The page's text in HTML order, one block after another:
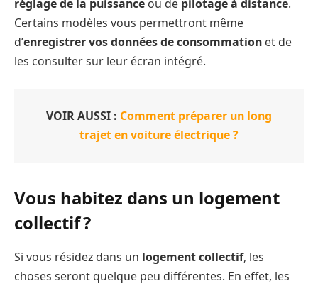
réglage de la puissance ou de pilotage à distance.
Certains modèles vous permettront même
d’enregistrer vos données de consommation et de
les consulter sur leur écran intégré.
VOIR AUSSI : Comment préparer un long
trajet en voiture électrique ?
Vous habitez dans un logement
collectif ?
Si vous résidez dans un logement collectif, les
choses seront quelque peu différentes. En effet, les